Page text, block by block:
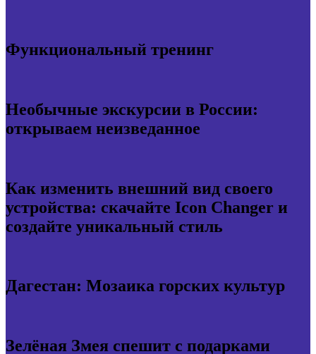
Функциональный тренинг
Необычные экскурсии в России:
открываем неизведанное
Как изменить внешний вид своего
устройства: скачайте Icon Changer и
создайте уникальный стиль
Дагестан: Мозаика горских культур
Зелёная Змея спешит с подарками